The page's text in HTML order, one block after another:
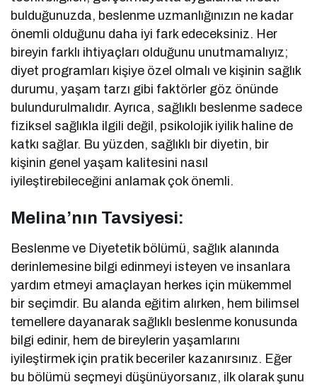
bulduğunuzda, beslenme uzmanlığınızın ne kadar
önemli olduğunu daha iyi fark edeceksiniz. Her
bireyin farklı ihtiyaçları olduğunu unutmamalıyız;
diyet programları kişiye özel olmalı ve kişinin sağlık
durumu, yaşam tarzı gibi faktörler göz önünde
bulundurulmalıdır. Ayrıca, sağlıklı beslenme sadece
fiziksel sağlıkla ilgili değil, psikolojik iyilik haline de
katkı sağlar. Bu yüzden, sağlıklı bir diyetin, bir
kişinin genel yaşam kalitesini nasıl
iyileştirebileceğini anlamak çok önemli.
Melina’nın Tavsiyesi:
Beslenme ve Diyetetik bölümü, sağlık alanında
derinlemesine bilgi edinmeyi isteyen ve insanlara
yardım etmeyi amaçlayan herkes için mükemmel
bir seçimdir. Bu alanda eğitim alırken, hem bilimsel
temellere dayanarak sağlıklı beslenme konusunda
bilgi edinir, hem de bireylerin yaşamlarını
iyileştirmek için pratik beceriler kazanırsınız. Eğer
bu bölümü seçmeyi düşünüyorsanız, ilk olarak şunu